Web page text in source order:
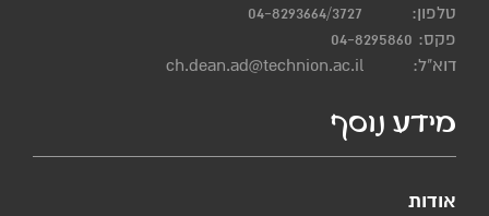
טלפון:
04-8293664/3727
פקס: 04-8295860
דוא"ל:
ch.dean.ad@technion.ac.il
מידע נוסף
אודות